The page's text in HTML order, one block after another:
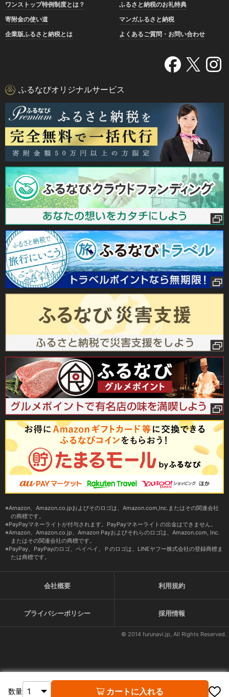
数量 カートに入れる
ワンストップ特例制度とは？
ふるさと納税のお礼特典
寄附金の使い道
マンガふるさと納税
企業版ふるさと納税とは
よくあるご質問・お問い合わせ
ふるなびオリジナルサービス
Amazon、Amazon.co.jpおよびそのロゴは、Amazon.com,Inc.またはその関連会社
の商標です。
PayPayマネーライトが付与されます。PayPayマネーライトの出金はできません。
Amazon、Amazon.co.jp、Amazon Payおよびそれらのロゴは、Amazon.com, Inc.
またはその関連会社の商標です。
PayPay、PayPayのロゴ、ペイペイ、Ｐのロゴは、LINEヤフー株式会社の登録商標ま
たは商標です。
会社概要 利用規約
プライバシーポリシー 採用情報
© 2014 furunavi.jp, All Rights Reserved.